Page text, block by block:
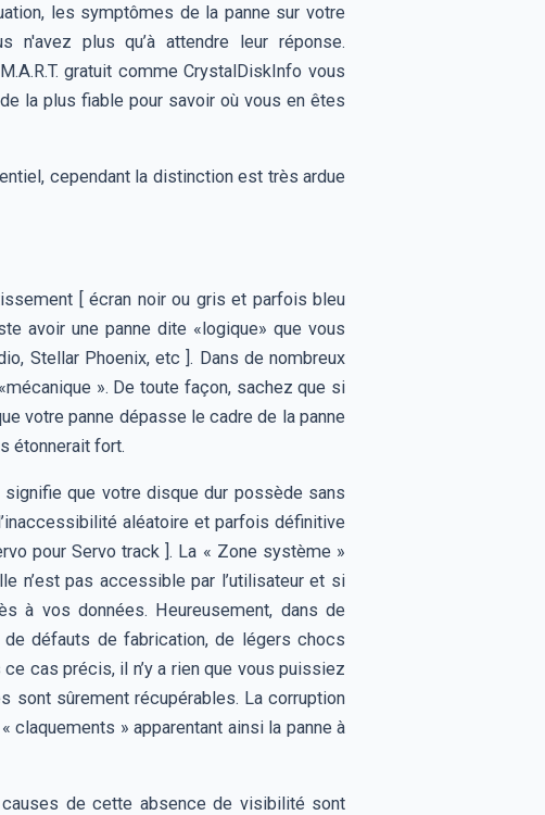
les symptômes de la panne sur votre
plus qu’à attendre leur réponse.
gratuit comme CrystalDiskInfo vous
la plus fiable pour savoir où vous en êtes
cependant la distinction est très ardue
[ écran noir ou gris et parfois bleu
avoir une panne dite «logique» que vous
Stellar Phoenix, etc ]. Dans de nombreux
». De toute façon, sachez que si
votre panne dépasse le cadre de la panne
étonnerait fort.
que votre disque dur possède sans
aléatoire et parfois définitive
pour Servo track ]. La « Zone système »
n’est pas accessible par l’utilisateur et si
à vos données. Heureusement, dans de
défauts de fabrication, de légers chocs
cas précis, il n’y a rien que vous puissiez
sont sûrement récupérables. La corruption
» apparentant ainsi la panne à
de cette absence de visibilité sont